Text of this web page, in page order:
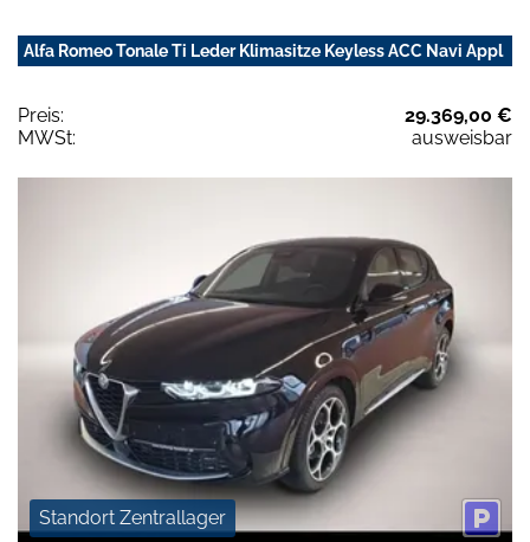
Alfa Romeo Tonale Ti Leder Klimasitze Keyless ACC Navi Appl
Preis:
29.369,00 €
MWSt:
ausweisbar
Standort Zentrallager